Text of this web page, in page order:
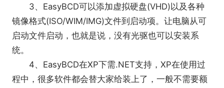
3、EasyBCD可以添加虚拟硬盘(VHD)以及各种
镜像格式(ISO/WIM/IMG)文件到启动项。让电脑从可
启动文件启动，也就是说，没有光驱也可以安装系
统。
4、EasyBCD在XP下需.NET支持，XP在使用过
程中，很多软件都会替大家给装上了，一般不需要额